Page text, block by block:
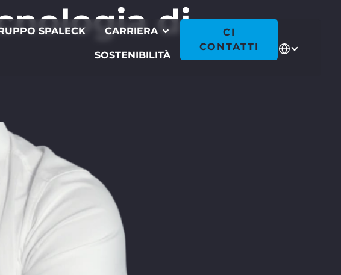
SPALECK CARRIERA
SOSTENIBILITÀ
CI
CONTATTI
di